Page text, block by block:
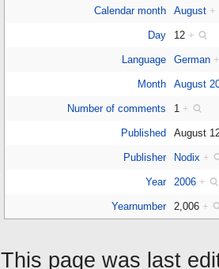
Calendar month August +
Day 12 +
Language German
Month August
Number of comments 1 +
Published August
Publisher Nodix +
Year 2006 +
Yearnumber 2,006 +
This page was last